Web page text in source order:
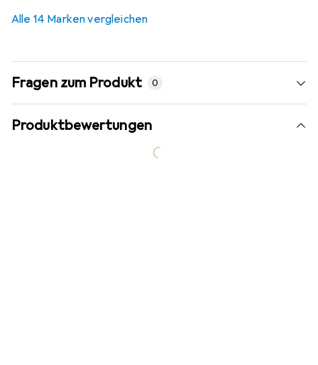
Alle 14 Marken vergleichen
Fragen zum Produkt 0
Produktbewertungen